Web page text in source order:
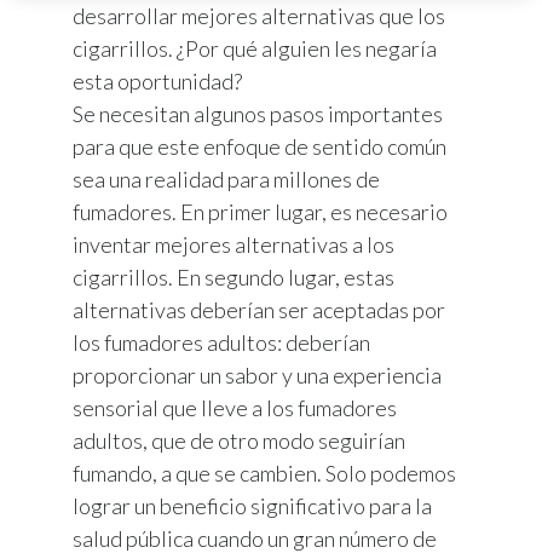
desarrollar mejores alternativas que los
cigarrillos. ¿Por qué alguien les negaría
esta oportunidad?
Se necesitan algunos pasos importantes
para que este enfoque de sentido común
sea una realidad para millones de
fumadores. En primer lugar, es necesario
inventar mejores alternativas a los
cigarrillos. En segundo lugar, estas
alternativas deberían ser aceptadas por
los fumadores adultos: deberían
proporcionar un sabor y una experiencia
sensorial que lleve a los fumadores
adultos, que de otro modo seguirían
fumando, a que se cambien. Solo podemos
lograr un beneficio significativo para la
salud pública cuando un gran número de